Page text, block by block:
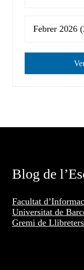
Febrer 2026
Blog de
Facultat
Universitat de
Gremi de